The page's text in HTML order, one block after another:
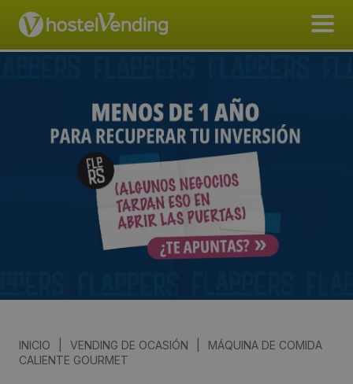
INICIO VENDING DE OCASIÓN
MÁQUINA DE COMIDA
CALIENTE GOURMET